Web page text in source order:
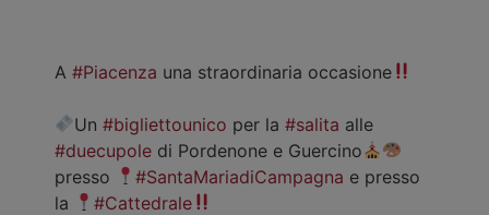
A #Piacenza una straordinaria occasione
Un#bigliettounico per la#salita alle
#duecupole di Pordenone e Guercino
presso
#SantaMariadiCampagna e presso
la
#Cattedrale